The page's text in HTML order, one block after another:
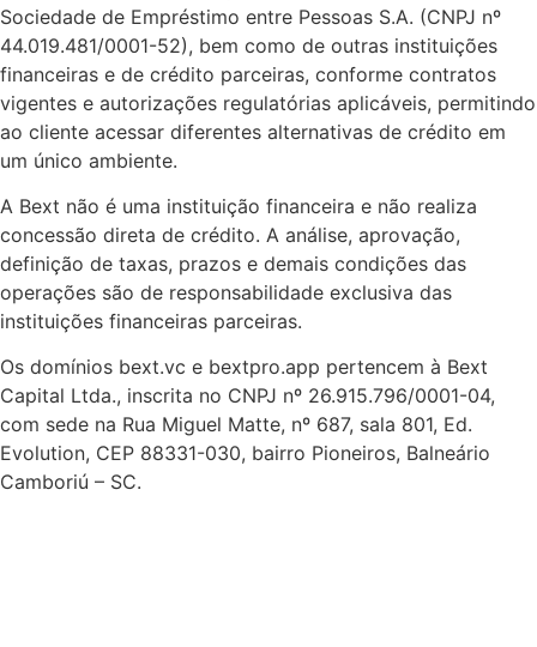
Sociedade de Empréstimo entre Pessoas S.A. (CNPJ nº
44.019.481/0001-52), bem como de outras instituições
financeiras e de crédito parceiras, conforme contratos
vigentes e autorizações regulatórias aplicáveis, permitindo
ao cliente acessar diferentes alternativas de crédito em
um único ambiente.
A Bext não é uma instituição financeira e não realiza
concessão direta de crédito. A análise, aprovação,
definição de taxas, prazos e demais condições das
operações são de responsabilidade exclusiva das
instituições financeiras parceiras.
Os domínios bext.vc e bextpro.app pertencem à Bext
Capital Ltda., inscrita no CNPJ nº 26.915.796/0001-04,
com sede na Rua Miguel Matte, nº 687, sala 801, Ed.
Evolution, CEP 88331-030, bairro Pioneiros, Balneário
Camboriú – SC.